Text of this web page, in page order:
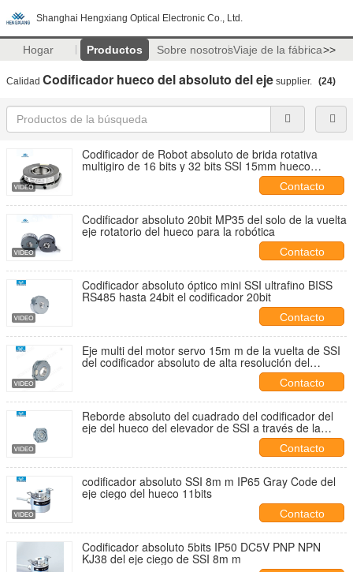
Shanghai Hengxiang Optical Electronic Co., Ltd.
Hogar Productos Sobre nosotrosViaje de la fábrica>>
Calidad Codificador hueco del absoluto del eje supplier. (24)
Codificador de Robot absoluto de brida rotativa
multigiro de 16 bits y 32 bits SSI 15mm hueco
Contacto
Codificador absoluto 20bit MP35 del solo de la vuelta
eje rotatorio del hueco para la robótica
Contacto
Codificador absoluto óptico mini SSI ultrafino BISS
RS485 hasta 24bit el codificador 20bit
Contacto
Eje multi del motor servo 15m m de la vuelta de SSI
del codificador absoluto de alta resolución del
Contacto
Reborde absoluto del cuadrado del codificador del
eje del hueco del elevador de SSI a través de la
Contacto
codificador absoluto SSI 8m m IP65 Gray Code del
eje ciego del hueco 11bits
Contacto
Codificador absoluto 5bits IP50 DC5V PNP NPN
KJ38 del eje ciego de SSI 8m m